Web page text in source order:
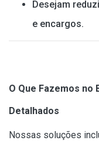
Desejam
e encargos.
O Que Fazemos no
Detalhados
Nossas soluções